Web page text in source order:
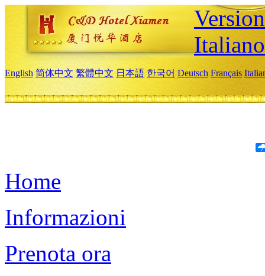
Italiano
English 简体中文 繁體中文 日本語 한국어 Deutsch Français
Home
Informazioni
Prenota ora